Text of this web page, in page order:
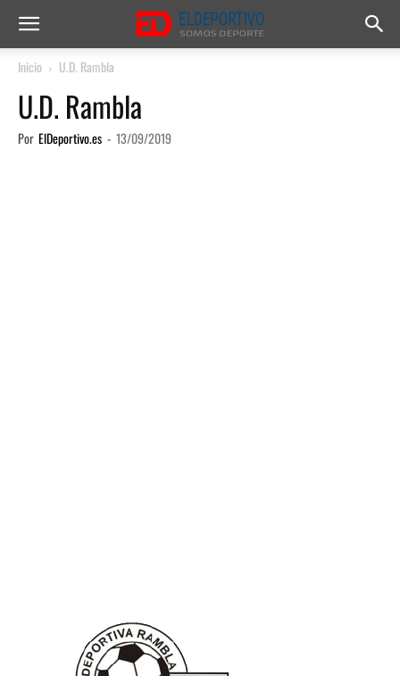
Inicio U.D. Rambla
U.D. Rambla
Por ElDeportivo.es - 13/09/2019